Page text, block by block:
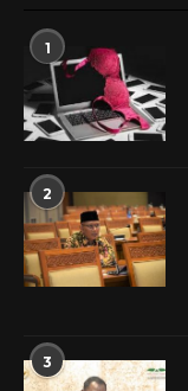
1
2
3